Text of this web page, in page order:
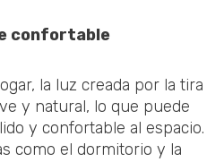
confortable
la luz creada por la tira
y natural, lo que puede
y confortable al espacio.
como el dormitorio y la